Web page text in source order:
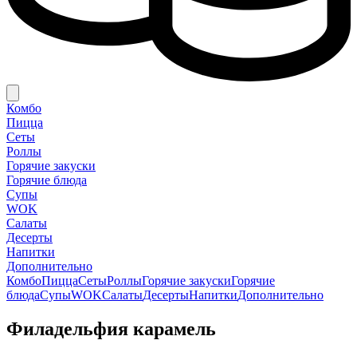
Комбо
Пицца
Сеты
Роллы
Горячие закуски
Горячие блюда
Супы
WOK
Салаты
Десерты
Напитки
Дополнительно
КомбоПиццаСетыРоллыГорячие закускиГорячие
блюдаСупыWOKСалатыДесертыНапиткиДополнительно
Филадельфия карамель